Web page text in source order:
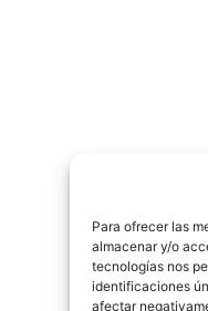
Para ofrecer las
almacenar y/o
tecnologías nos
identificaciones
afectar